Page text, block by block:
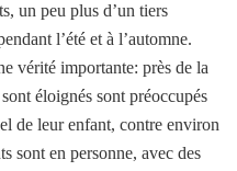
un peu plus d’un tiers
l’été et à l’automne.
vérité importante: près de la
éloignés sont préoccupés
de leur enfant, contre environ
sont en personne, avec des